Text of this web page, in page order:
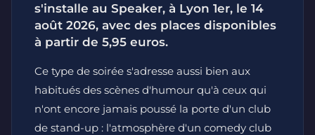
s'installe au Speaker, à Lyon 1er, le 14
août 2026, avec des places disponibles
à partir de 5,95 euros.
Ce type de soirée s'adresse aussi bien aux
habitués des scènes d'humour qu'à ceux qui
n'ont encore jamais poussé la porte d'un club
de stand-up : l'atmosphère d'un comedy club